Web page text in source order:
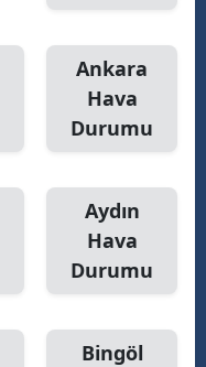
Şanlıurfa
Van
Yozgat
Zonguldak
Aksaray
Bayburt
Ankara
Hava
Durumu
Aydın
Hava
Durumu
Bingöl